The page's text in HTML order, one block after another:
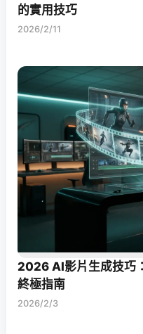
的實用技巧
2026/2/11
2026 AI影片生成技巧
終極指南
2026/2/3